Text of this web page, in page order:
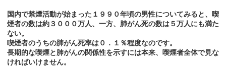
国内で禁煙活動が始まった１９９０年頃の男性についてみると、喫
煙者の数は約３０００万人、一方、肺がん死の数は５万人にも満た
ない。
喫煙者のうちの肺がん死率は０．１％程度なのです。
長期的な喫煙と肺がんの関係性を示すには本来、喫煙者全体で見な
ければいけません。